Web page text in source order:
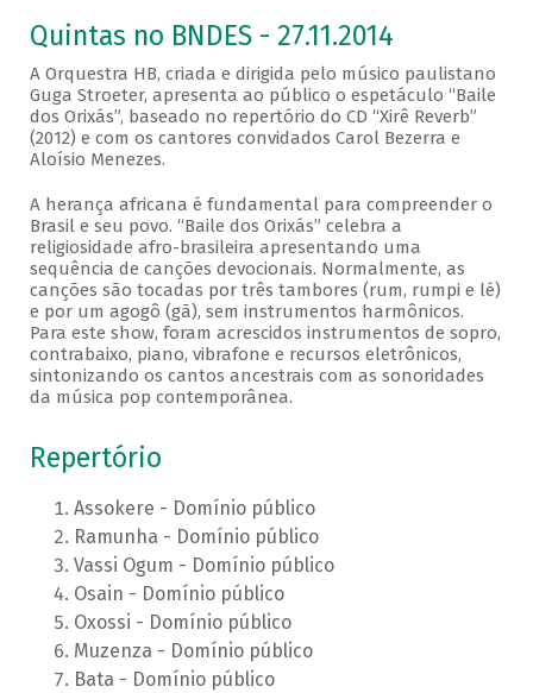
Quintas no BNDES - 27.11.2014
A Orquestra HB, criada e dirigida pelo músico paulistano
Guga Stroeter, apresenta ao público o espetáculo “Baile
dos Orixás”, baseado no repertório do CD “Xirê Reverb”
(2012) e com os cantores convidados Carol Bezerra e
Aloísio Menezes.
A herança africana é fundamental para compreender o
Brasil e seu povo. “Baile dos Orixás” celebra a
religiosidade afro-brasileira apresentando uma
sequência de canções devocionais. Normalmente, as
canções são tocadas por três tambores (rum, rumpi e lé)
e por um agogô (gã), sem instrumentos harmônicos.
Para este show, foram acrescidos instrumentos de sopro,
contrabaixo, piano, vibrafone e recursos eletrônicos,
sintonizando os cantos ancestrais com as sonoridades
da música pop contemporânea.
Repertório
Assokere - Domínio público
Ramunha - Domínio público
Vassi Ogum - Domínio público
Osain - Domínio público
Oxossi - Domínio público
Muzenza - Domínio público
Bata - Domínio público